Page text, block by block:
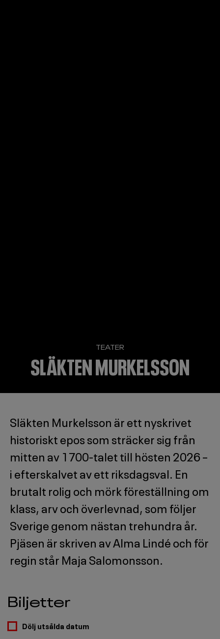
TEATER
SLÄKTEN MURKELSSON
Släkten Murkelsson är ett nyskrivet
historiskt epos som sträcker sig från
mitten av 1700-talet till hösten 2026 –
i efterskalvet av ett riksdagsval. En
brutalt rolig och mörk föreställning om
klass, arv och överlevnad, som följer
Sverige genom nästan trehundra år.
Pjäsen är skriven av Alma Lindé och för
regin står Maja Salomonsson.
Biljetter
Dölj utsålda datum